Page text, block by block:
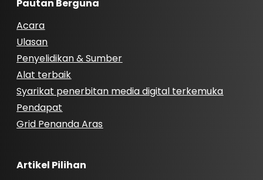
Pautan Berguna
Acara
Ulasan
Penyelidikan & Sumber
Alat terbaik
Syarikat penerbitan media digital terkemuka
Pendapat
Grid Penanda Aras
Artikel Pilihan